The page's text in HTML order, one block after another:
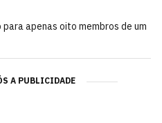
apenas oito membros de um
A PUBLICIDADE